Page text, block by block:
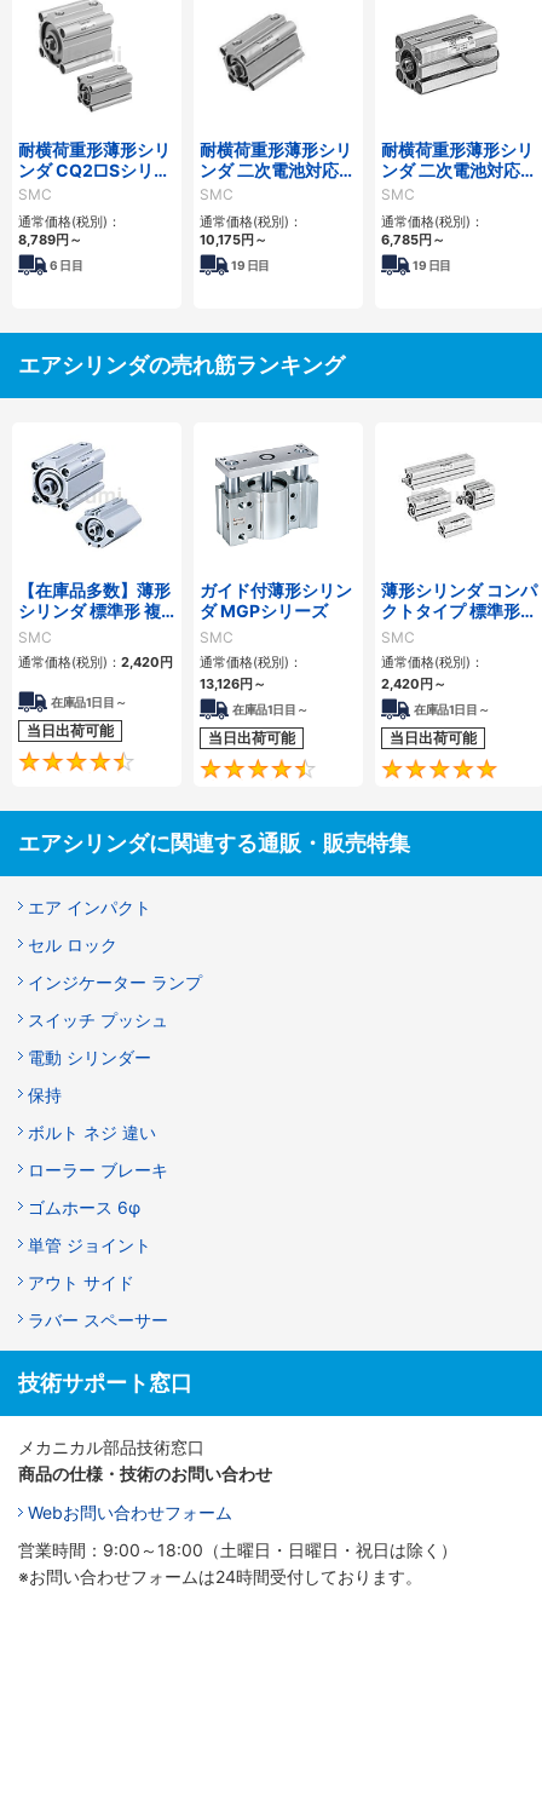
耐横荷重形薄形シリ
ンダ CQ2□Sシリー
ズ
SMC
通常価格(税別)：
8,789円 ～
6 日目
耐横荷重形薄形シリ
ンダ 二次電池対応
25A-CQ2□Sシリー
ズ
SMC
通常価格(税別)：
10,175円 ～
19 日目
耐横荷重形薄形シリ
ンダ 二次電池対応
25A-CQS□Sシリー
ズ
SMC
通常価格(税別)：
6,785円 ～
19 日目
エアシリンダの売れ筋ランキング
【在庫品多数】薄形
シリンダ 標準形 複
動・片ロッド CQ2
シリーズ
SMC
通常価格(税別)： 2,420 円
在庫品1日目～
当日出荷可能
4.5
ガイド付薄形シリン
ダ MGPシリーズ
SMC
通常価格(税別)：
13,126円 ～
在庫品1日目～
当日出荷可能
4.6
薄形シリンダ コンパ
クトタイプ 標準形
複動 片ロッド CQS
シリーズ
SMC
通常価格(税別)：
2,420 円 ～
在庫品1日目～
当日出荷可能
エアシリンダに関連する通販・販売特集
エア インパクト
セル ロック
インジケーター ランプ
スイッチ プッシュ
電動 シリンダー
保持
ボルト ネジ 違い
ローラー ブレーキ
ゴムホース 6φ
単管 ジョイント
アウト サイド
ラバー スペーサー
技術サポート窓口
メカニカル部品技術窓口
商品の仕様・技術のお問い合わせ
Webお問い合わせフォーム
営業時間：9:00～18:00（土曜日・日曜日・祝日は除く）
※お問い合わせフォームは24時間受付しております。